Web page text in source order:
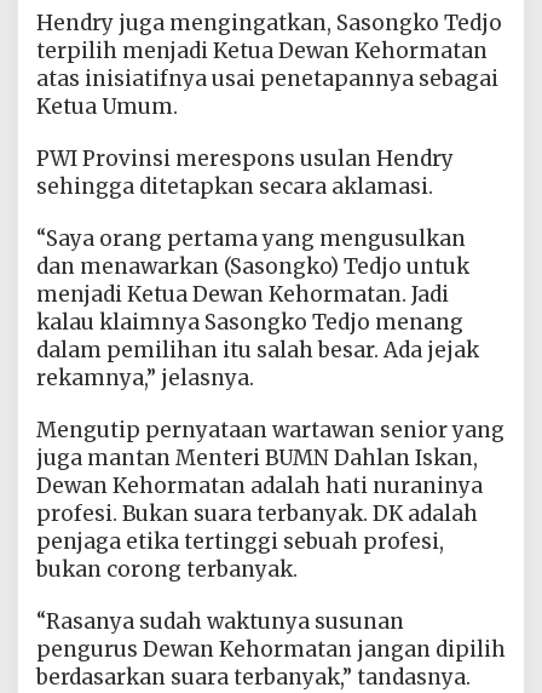
Hendry juga mengingatkan, Sasongko Tedjo
terpilih menjadi Ketua Dewan Kehormatan
atas inisiatifnya usai penetapannya sebagai
Ketua Umum.
PWI Provinsi merespons usulan Hendry
sehingga ditetapkan secara aklamasi.
“Saya orang pertama yang mengusulkan
dan menawarkan (Sasongko) Tedjo untuk
menjadi Ketua Dewan Kehormatan. Jadi
kalau klaimnya Sasongko Tedjo menang
dalam pemilihan itu salah besar. Ada jejak
rekamnya,” jelasnya.
Mengutip pernyataan wartawan senior yang
juga mantan Menteri BUMN Dahlan Iskan,
Dewan Kehormatan adalah hati nuraninya
profesi. Bukan suara terbanyak. DK adalah
penjaga etika tertinggi sebuah profesi,
bukan corong terbanyak.
“Rasanya sudah waktunya susunan
pengurus Dewan Kehormatan jangan dipilih
berdasarkan suara terbanyak,” tandasnya.